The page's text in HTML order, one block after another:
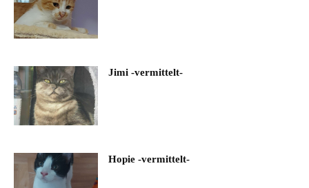
Jimi -vermittelt-
Hopie -vermittelt-